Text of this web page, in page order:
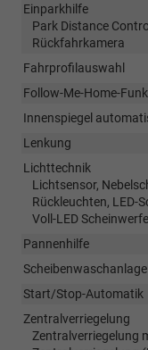
Einparkhilfe
Park Distance
Rückfahrkamera
Fahrprofilauswahl
Follow-Me-Home-
Innenspiegel
Lenkung
Lichttechnik
Lichtsensor,
Rückleuchten, LED-
Voll-LED
Pannenhilfe
Start/Stop-Automatik
Zentralverriegelung
Zentralverriegelung